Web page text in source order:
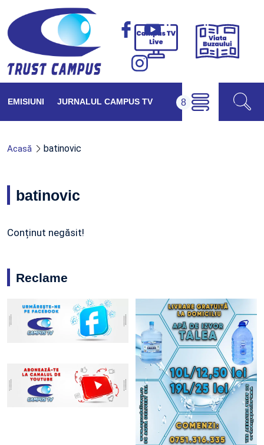
Campus
Viața
EMISIUNI JURNALUL CAMPUS TV
Acasă batinovic
batinovic
Conținut negăsit!
Reclame